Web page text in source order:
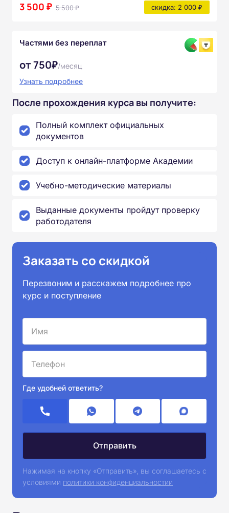
3 500 ₽ 5 500 ₽ скидка: 2 000 ₽
Частями без переплат
от 750₽/месяц
Узнать подробнее
После прохождения курса вы получите:
Полный комплект официальных
документов
Доступ к онлайн-платформе Академии
Учебно-методические материалы
Выданные документы пройдут проверку
работодателя
Заказать со скидкой
Перезвоним и расскажем подробнее про
курс и поступление
Где удобней ответить?
Нажимая на кнопку «Отправить», вы соглашаетесь с
условиями политики конфиденциальностии